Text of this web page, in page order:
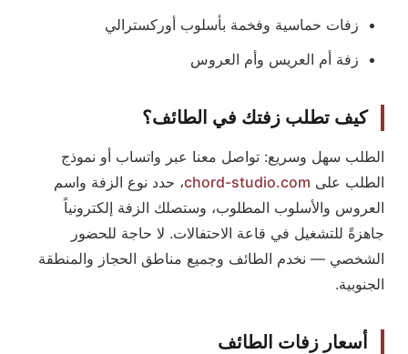
زفات حماسية وفخمة بأسلوب أوركسترالي
زفة أم العريس وأم العروس
كيف تطلب زفتك في الطائف؟
الطلب سهل وسريع: تواصل معنا عبر واتساب أو نموذج
الطلب على chord-studio.com، حدد نوع الزفة واسم
العروس والأسلوب المطلوب، وستصلك الزفة إلكترونياً
جاهزةً للتشغيل في قاعة الاحتفالات. لا حاجة للحضور
الشخصي — نخدم الطائف وجميع مناطق الحجاز والمنطقة
الجنوبية.
أسعار زفات الطائف